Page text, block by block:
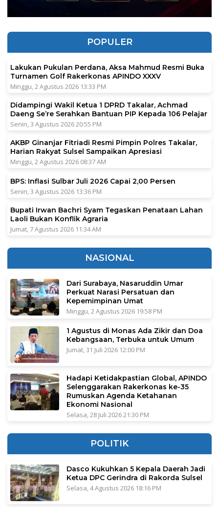
POPULER
Lakukan Pukulan Perdana, Aksa Mahmud Resmi Buka
Turnamen Golf Rakerkonas APINDO XXXV
Minggu, 2 Agustus 2026 13:33 PM
Didampingi Wakil Ketua 1 DPRD Takalar, Achmad
Daeng Se’re Serahkan Bantuan PIP Kepada 106 Pelajar
Senin, 3 Agustus 2026 20:55 PM
AKBP Ginanjar Fitriadi Resmi Pimpin Polres Takalar,
Harian Rakyat Sulsel Sampaikan Apresiasi
Minggu, 2 Agustus 2026 08:37 AM
BPS: Inflasi Sulbar Juli 2026 Capai 2,00 Persen
Senin, 3 Agustus 2026 13:36 PM
Bupati Irwan Bachri Syam Tegaskan Penataan Lahan
Laoli Bukan Konflik Agraria
Jumat, 7 Agustus 2026 11:34 AM
NASIONAL
Dari Surabaya, Nasaruddin Umar
Perkuat Narasi Persatuan dan
Kepemimpinan Umat
Minggu, 2 Agustus 2026 19:58 PM
1 Agustus di Monas Ada Zikir dan Doa
Kebangsaan, Terbuka untuk Umum
Jumat, 31 Juli 2026 12:00 PM
Hadapi Ketidakpastian Global, APINDO
Selenggarakan Rakerkonas ke-35
Rumuskan Agenda Ketahanan
Ekonomi Nasional
Selasa, 28 Juli 2026 21:30 PM
POLITIK
Dasco Kukuhkan 5 Kepala Daerah Jadi
Ketua DPC Gerindra di Rakorda Sulsel
Selasa, 4 Agustus 2026 18:16 PM